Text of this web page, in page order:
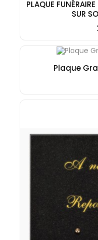
PLAQUE
SUR
Plaque